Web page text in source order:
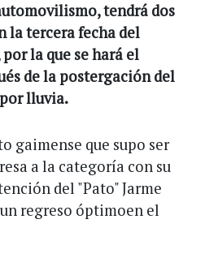
tendrá dos
la tercera fecha del
la que se hará el
de la postergación del
lluvia.
gaimense que supo ser
a la categoría con su
del "Pato" Jarme
regreso óptimoen el